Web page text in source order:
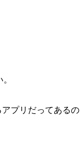
プリだってあるの